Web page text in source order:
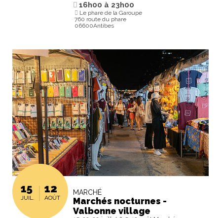
16h00 à 23h00
Le phare de la Garoupe
760 route du phare
06600Antibes
15
JUIL.
12
AOÛT
MARCHÉ
Marchés nocturnes -
Valbonne village